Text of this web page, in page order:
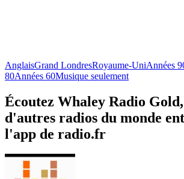
AnglaisGrand LondresRoyaume-UniAnnées
80Années 60Musique seulement
Écoutez Whaley Radio
d'autres radios du monde
l'app de radio.fr